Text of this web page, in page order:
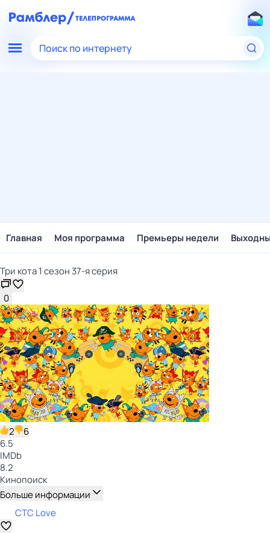
Поиск по интернету
Главная Моя программа Премьеры недели
Три кота 1 сезон 37-я серия
0
2
6
6.5
IMDb
8.2
Кинопоиск
Больше информации
СТС Love